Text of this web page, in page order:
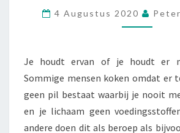
T
I
V
K
E
U
K
4 Augustus 2020
Je houdt ervan of je houdt er
Sommige mensen koken omdat er
geen pil bestaat waarbij je nooit
en je lichaam geen
andere doen dit als beroep als